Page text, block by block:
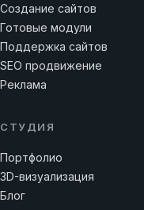
Создание сайтов
Готовые модули
Поддержка сайтов
SEO продвижение
Реклама
СТУДИЯ
Портфолио
3D-визуализация
Блог